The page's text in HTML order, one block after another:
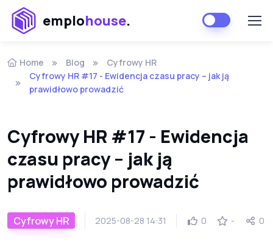
emplohouse.
Home Blog
Cyfrowy HR
Cyfrowy HR #17 - Ewidencja czasu pracy – jak ją
prawidłowo prowadzić
Cyfrowy HR #17 - Ewidencja
czasu pracy – jak ją
prawidłowo prowadzić
Cyfrowy HR 2025-08-28 14:31 0 - 0